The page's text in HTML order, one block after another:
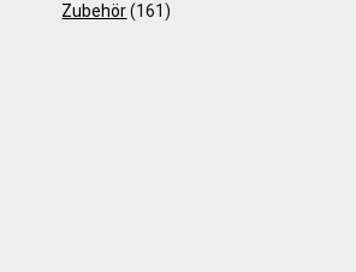
Zubehör (161)